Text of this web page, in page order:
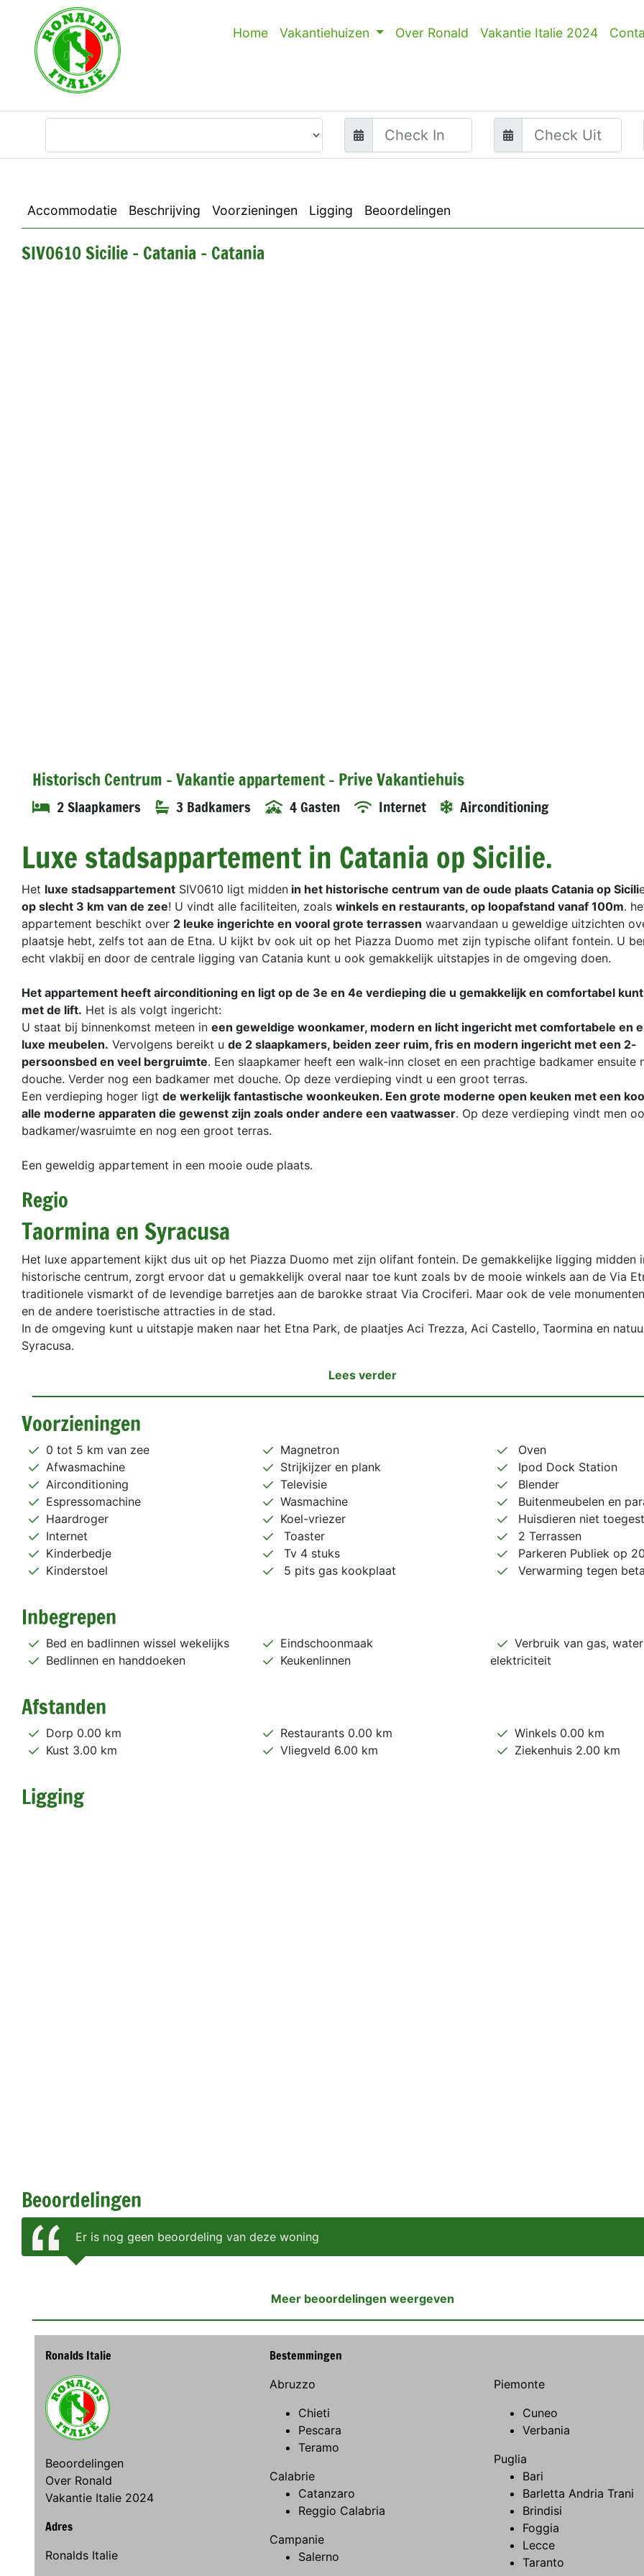
Home Vakantiehuizen Over Ronald Vakantie Italie 2024
wilt u heen?
Accommodatie Beschrijving Voorzieningen Ligging Beoordelingen
SIV0610 Sicilie - Catania - Catania
Historisch Centrum - Vakantie appartement - Prive Vakantiehuis
2 Slaapkamers 3 Badkamers 4 Gasten Internet Airconditioning
Luxe stadsappartement in Catania op Sicilie.
Het luxe stadsappartement SIV0610 ligt midden in het historische centrum van de oude plaats Catania op Sicili
op slecht 3 km van de zee! U vindt alle faciliteiten, zoals winkels en restaurants, op loopafstand vanaf 100m.
appartement beschikt over 2 leuke ingerichte en vooral grote terrassen waarvandaan u geweldige uitzichten
plaatsje hebt, zelfs tot aan de Etna. U kijkt bv ook uit op het Piazza Duomo met zijn typische olifant fontein. U
echt vlakbij en door de centrale ligging van Catania kunt u ook gemakkelijk uitstapjes in de omgeving doen.
Het appartement heeft airconditioning en ligt op de 3e en 4e verdieping die u gemakkelijk en comfortabel
met de lift. Het is als volgt ingericht:
U staat bij binnenkomst meteen in een geweldige woonkamer, modern en licht ingericht met comfortabele en
luxe meubelen. Vervolgens bereikt u de 2 slaapkamers, beiden zeer ruim, fris en modern ingericht met een 2-
persoonsbed en veel bergruimte. Een slaapkamer heeft een walk-inn closet en een prachtige badkamer ensuite
douche. Verder nog een badkamer met douche. Op deze verdieping vindt u een groot terras.
Een verdieping hoger ligt de werkelijk fantastische woonkeuken. Een grote moderne open keuken met een
alle moderne apparaten die gewenst zijn zoals onder andere een vaatwasser. Op deze verdieping vindt men
badkamer/wasruimte en nog een groot terras.
Een geweldig appartement in een mooie oude plaats.
Regio
Taormina en Syracusa
Het luxe appartement kijkt dus uit op het Piazza Duomo met zijn olifant fontein. De gemakkelijke ligging midden
historische centrum, zorgt ervoor dat u gemakkelijk overal naar toe kunt zoals bv de mooie winkels aan de Via
traditionele vismarkt of de levendige barretjes aan de barokke straat Via Crociferi. Maar ook de vele
en de andere toeristische attracties in de stad.
In de omgeving kunt u uitstapje maken naar het Etna Park, de plaatjes Aci Trezza, Aci Castello, Taormina en
Syracusa.
Lees verder
Voorzieningen
0 tot 5 km van zee
Afwasmachine
Airconditioning
Espressomachine
Haardroger
Internet
Kinderbedje
Kinderstoel
Magnetron
Strijkijzer en plank
Televisie
Wasmachine
Koel-vriezer
Toaster
Tv 4 stuks
5 pits gas kookplaat
Oven
Ipod Dock Station
Blender
Buitenmeubelen en
Huisdieren niet
2 Terrassen
Parkeren Publiek op
Verwarming tegen
Inbegrepen
Bed en badlinnen wissel wekelijks
Bedlinnen en handdoeken
Eindschoonmaak
Keukenlinnen
Verbruik van gas,
elektriciteit
Afstanden
Dorp 0.00 km
Kust 3.00 km
Restaurants 0.00 km
Vliegveld 6.00 km
Winkels 0.00 km
Ziekenhuis 2.00 km
Ligging
Beoordelingen
Er is nog geen beoordeling van deze woning
Meer beoordelingen weergeven
Ronalds Italie
Beoordelingen
Over Ronald
Vakantie Italie 2024
Adres
Ronalds Italie
Bestemmingen
Abruzzo
Chieti
Pescara
Teramo
Calabrie
Catanzaro
Reggio Calabria
Campanie
Salerno
Piemonte
Cuneo
Verbania
Puglia
Bari
Barletta Andria Trani
Brindisi
Foggia
Lecce
Taranto